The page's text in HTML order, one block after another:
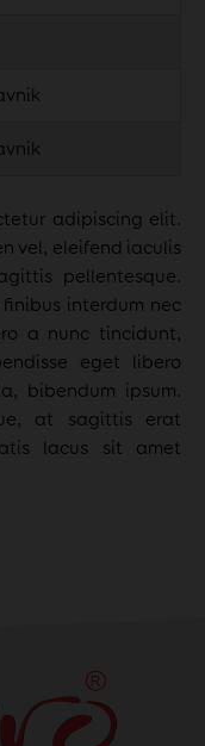
adipiscing elit.
vel, eleifend iaculis
pellentesque.
interdum nec
a nunc tincidunt,
eget libero
bibendum ipsum.
at sagittis erat
lacus sit amet